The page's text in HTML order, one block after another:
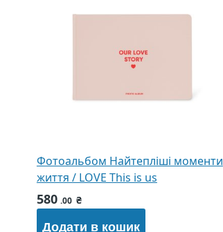
Фотоальбом Найтепліші моменти
життя / LOVE This is us
580 .00 ₴